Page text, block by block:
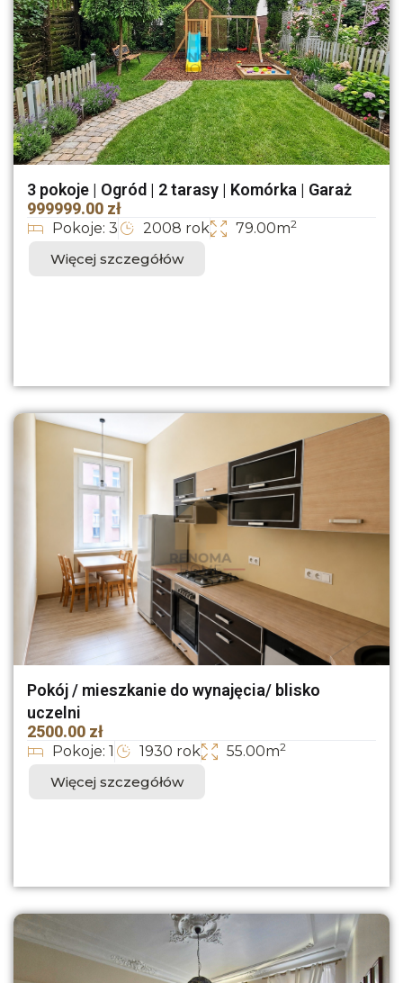
3 pokoje | Ogród | 2 tarasy | Komórka | Garaż
999999.00 zł
Pokoje: 3 2008 rok 79.00m2
Więcej szczegółów
Pokój / mieszkanie do wynajęcia/ blisko
uczelni
2500.00 zł
Pokoje: 1 1930 rok 55.00m2
Więcej szczegółów